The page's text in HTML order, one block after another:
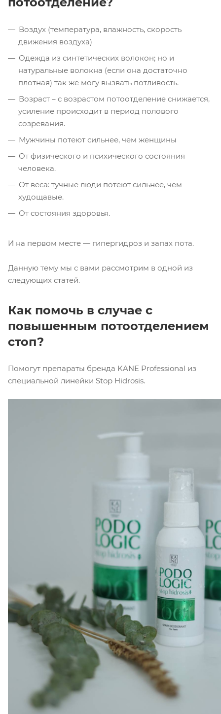
Воздух (температура, влажность, скорость
движения воздуха)
Одежда из синтетических волокон; но и
натуральные волокна (если она достаточно
плотная) так же могу вызвать потливость.
Возраст – с возрастом потоотделение снижается,
усиление происходит в период полового
созревания.
Мужчины потеют сильнее, чем женщины
От физического и психического состояния
человека.
От веса: тучные люди потеют сильнее, чем
худощавые.
От состояния здоровья.
И на первом месте — гипергидроз и запах пота.
Данную тему мы с вами рассмотрим в одной из
следующих статей.
Как помочь в случае с
повышенным потоотделением
стоп?
Помогут препараты бренда KANE Professional из
специальной линейки Stop Hidrosis.